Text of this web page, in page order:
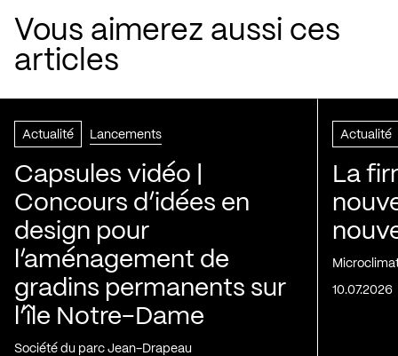
Vous aimerez aussi ces
articles
Actualité Lancements
Capsules vidéo |
Concours d’idées en
design pour
l’aménagement de
gradins permanents sur
l’île Notre-Dame
Société du parc Jean-Drapeau
Actualité
La
10.07.2026